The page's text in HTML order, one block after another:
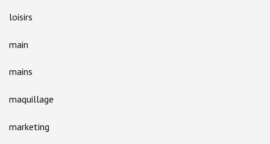
loisirs
main
mains
maquillage
marketing